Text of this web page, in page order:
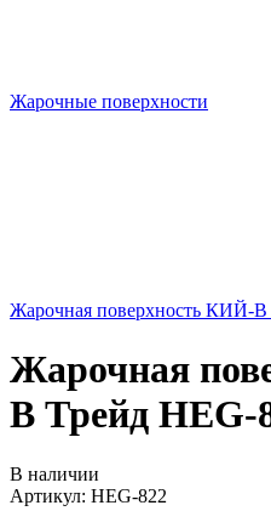
Жарочные поверхности
Жарочная поверхность КИЙ-В
Жарочная
В Трейд HEG-
В наличии
Артикул: HEG-822